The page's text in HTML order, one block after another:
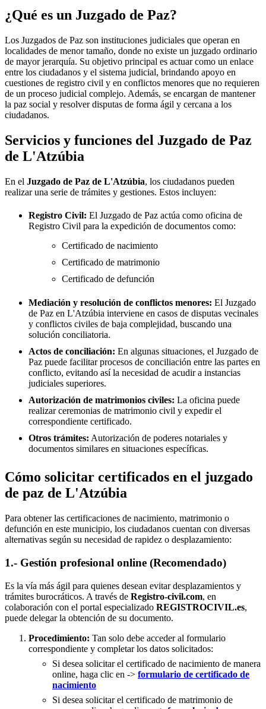
¿Qué es un Juzgado de Paz?
Los Juzgados de Paz son instituciones judiciales que operan en
localidades de menor tamaño, donde no existe un juzgado ordinario
de mayor jerarquía. Su objetivo principal es actuar como un enlace
entre los ciudadanos y el sistema judicial, brindando apoyo en
cuestiones de registro civil y en conflictos menores que no requieren
de un proceso judicial complejo. Además, se encargan de mantener
la paz social y resolver disputas de forma ágil y cercana a los
ciudadanos.
Servicios y funciones del Juzgado de Paz
de L'Atzúbia
En el Juzgado de Paz de L'Atzúbia, los ciudadanos pueden
realizar una serie de trámites y gestiones. Estos incluyen:
Registro Civil: El Juzgado de Paz actúa como oficina de
Registro Civil para la expedición de documentos como:
Certificado de nacimiento
Certificado de matrimonio
Certificado de defunción
Mediación y resolución de conflictos menores: El Juzgado
de Paz en L'Atzúbia interviene en casos de disputas vecinales
y conflictos civiles de baja complejidad, buscando una
solución conciliatoria.
Actos de conciliación: En algunas situaciones, el Juzgado de
Paz puede facilitar procesos de conciliación entre las partes en
conflicto, evitando así la necesidad de acudir a instancias
judiciales superiores.
Autorización de matrimonios civiles: La oficina puede
realizar ceremonias de matrimonio civil y expedir el
correspondiente certificado.
Otros trámites: Autorización de poderes notariales y
documentos similares en situaciones específicas.
Cómo solicitar certificados en el juzgado
de paz de L'Atzúbia
Para obtener las certificaciones de nacimiento, matrimonio o
defunción en este municipio, los ciudadanos cuentan con diversas
alternativas según su necesidad de rapidez o desplazamiento:
1.- Gestión profesional online (Recomendado)
Es la vía más ágil para quienes desean evitar desplazamientos y
trámites burocráticos. A través de Registro-civil.com, en
colaboración con el portal especializado REGISTROCIVIL.es,
puede delegar la obtención de su documento.
Procedimiento: Tan solo debe acceder al formulario
correspondiente y completar los datos solicitados:
Si desea solicitar el certificado de nacimiento de manera
online, haga clic en -> formulario de certificado de
nacimiento
Si desea solicitar el certificado de matrimonio de